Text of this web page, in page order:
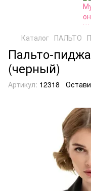
Каталог ПАЛЬТО
Пальто-
(черный)
Артикул: 12318